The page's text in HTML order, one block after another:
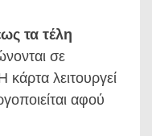
τα τέλη
σε
λειτουργεί
αφού